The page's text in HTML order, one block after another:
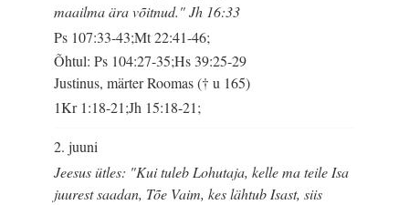
maailma ära võitnud." Jh 16:33
Ps 107:33-43;Mt 22:41-46;
Õhtul: Ps 104:27-35;Hs 39:25-29
Justinus, märter Roomas († u 165)
1Kr 1:18-21;Jh 15:18-21;
2. juuni
Jeesus ütles: "Kui tuleb Lohutaja, kelle ma teile Isa
juurest saadan, Tõe Vaim, kes lähtub Isast, siis